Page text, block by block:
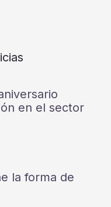
en el sector
la forma de